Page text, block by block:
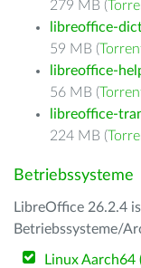
279 MB (
libreoffice-
59 MB (
libreoffice-
56 MB (
libreoffice-
224 MB (
Betriebssysteme
LibreOffice 26.2.4
Betriebssysteme/
Linux Aarch64